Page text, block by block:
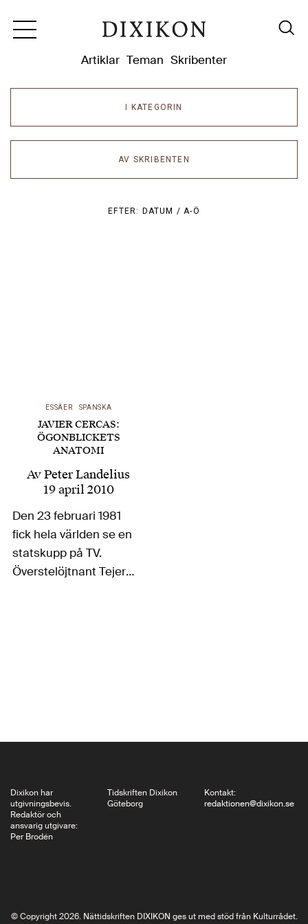
Artiklar Teman Skribenter
I KATEGORIN
AV SKRIBENTEN
EFTER: DATUM /A-Ö
ESSÄER SPANSKA
JAVIER CERCAS:
ÖGONBLICKETS
ANATOMI
AvPeter Landelius
19 april 2010
Den 23 februari 1981
fick hela världen se en
statskupp på TV.
Överstelöjtnant Tejero
till…
Dixikon har
utgivningsbevis.
Redaktör och
ansvarig utgivare:
Per Brodén
Tidskriften Dixikon
Göteborg
Kontakt:
redaktionen@dixikon.se
© Copyright 2026. Nättidskriften DIXIKON ges ut med stöd från Kulturrådet.